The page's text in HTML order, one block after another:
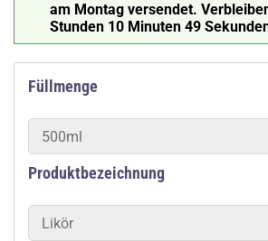
am Montag versendet.
Stunden 10 Minuten 49
Füllmenge
500ml
Produktbezeichnung
Likör